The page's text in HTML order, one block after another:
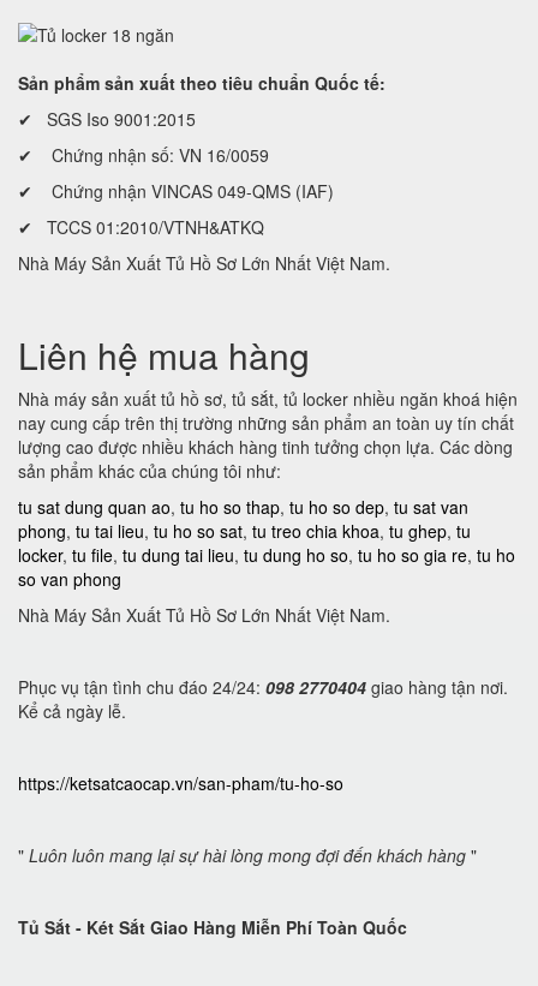
Sản phẩm sản xuất theo tiêu chuẩn Quốc tế:
✔ SGS Iso 9001:2015
✔ Chứng nhận số: VN 16/0059
✔ Chứng nhận VINCAS 049-QMS (IAF)
✔ TCCS 01:2010/VTNH&ATKQ
Nhà Máy Sản Xuất Tủ Hồ Sơ Lớn Nhất Việt Nam.
Liên hệ mua hàng
Nhà máy sản xuất tủ hồ sơ, tủ sắt, tủ locker nhiều ngăn khoá hiện
nay cung cấp trên thị trường những sản phẩm an toàn uy tín chất
lượng cao được nhiều khách hàng tinh tưởng chọn lựa. Các dòng
sản phẩm khác của chúng tôi như:
tu sat dung quan ao, tu ho so thap, tu ho so dep, tu sat van
phong, tu tai lieu, tu ho so sat, tu treo chia khoa, tu ghep, tu
locker, tu file, tu dung tai lieu, tu dung ho so, tu ho so gia re, tu ho
so van phong
Nhà Máy Sản Xuất Tủ Hồ Sơ Lớn Nhất Việt Nam.
Phục vụ tận tình chu đáo 24/24: 098 2770404 giao hàng tận nơi.
Kể cả ngày lễ.
https://ketsatcaocap.vn/san-pham/tu-ho-so
" Luôn luôn mang lại sự hài lòng mong đợi đến khách hàng "
Tủ Sắt - Két Sắt Giao Hàng Miễn Phí Toàn Quốc